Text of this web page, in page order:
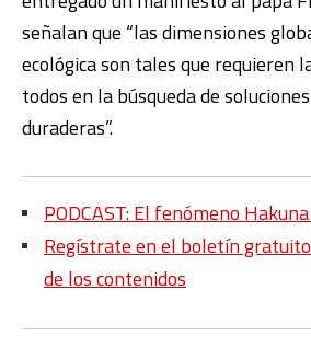
señalan que “las dimensiones
ecológica son tales que requieren
todos en la búsqueda de
duraderas”.
PODCAST: El fenómeno
Regístrate en el boletín
de los contenidos